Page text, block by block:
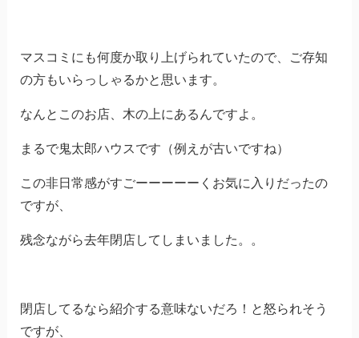
マスコミにも何度か取り上げられていたので、ご存知
の方もいらっしゃるかと思います。
なんとこのお店、木の上にあるんですよ。
まるで鬼太郎ハウスです（例えが古いですね）
この非日常感がすごーーーーーくお気に入りだったの
ですが、
残念ながら去年閉店してしまいました。。
閉店してるなら紹介する意味ないだろ！と怒られそう
ですが、